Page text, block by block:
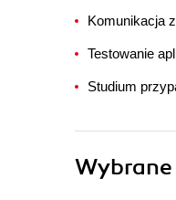
Komunikacja
Testowanie
Studium